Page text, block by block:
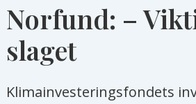
Norfund: –
slaget
Klimainvesteringsfondets